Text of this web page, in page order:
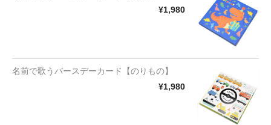
¥1,980
名前で歌うバースデーカード【のりもの】
¥1,980